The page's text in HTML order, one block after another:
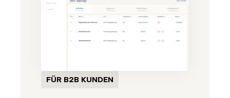
FÜR B2B KUNDEN